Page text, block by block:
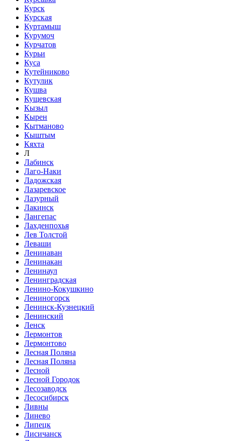
Курск
Курская
Куртамыш
Курумоч
Курчатов
Курьи
Куса
Кутейниково
Кутулик
Кушва
Кущевская
Кызыл
Кырен
Кытманово
Кыштым
Кяхта
Л
Лабинск
Лаго-Наки
Ладожская
Лазаревское
Лазурный
Лакинск
Лангепас
Лахденпохья
Лев Толстой
Леваши
Ленинаван
Ленинакан
Ленинаул
Ленинградская
Ленино-Кокушкино
Лениногорск
Ленинск-Кузнецкий
Ленинский
Ленск
Лермонтов
Лермонтово
Лесная Поляна
Лесная Поляна
Лесной
Лесной Городок
Лесозаводск
Лесосибирск
Ливны
Линево
Липецк
Лисичанск